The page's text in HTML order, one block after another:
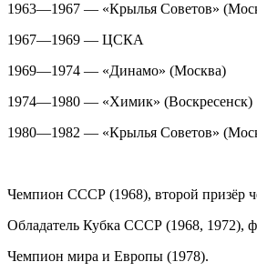
1963—1967 — «Крылья Советов»
1967—1969 — ЦСКА
1969—1974 — «Динамо» (Москва)
1974—1980 — «Химик» (Воскресенск)
1980—1982 — «Крылья Советов»
Чемпион СССР (1968), второй призёр
Обладатель Кубка СССР (1968, 1972),
Чемпион мира и Европы (1978).